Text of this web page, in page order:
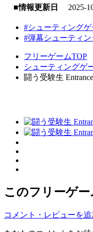
■情報更新日
2025-
#シューティングゲ
#弾幕シューティン
フリーゲームTOP
シューティングゲ
闘う受験生
このフリーゲ
コメント・レビューを追